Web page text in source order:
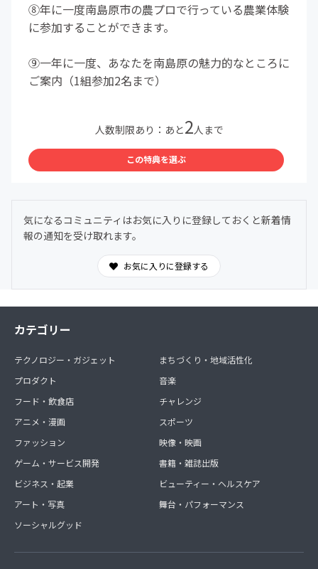
⑧年に一度南島原市の農プロで行っている農業体験
に参加することができます。
⑨一年に一度、あなたを南島原の魅力的なところに
ご案内（1組参加2名まで）
人数制限あり：あと2人まで
この特典を選ぶ
気になるコミュニティはお気に入りに登録しておくと新着情
報の通知を受け取れます。
お気に入りに登録する
カテゴリー
テクノロジー・ガジェット
プロダクト
フード・飲食店
アニメ・漫画
ファッション
ゲーム・サービス開発
ビジネス・起業
アート・写真
ソーシャルグッド
まちづくり・地域活性化
音楽
チャレンジ
スポーツ
映像・映画
書籍・雑誌出版
ビューティー・ヘルスケア
舞台・パフォーマンス